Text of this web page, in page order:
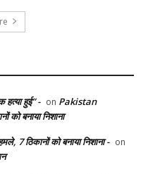
हुई” - on Pakistan
बनाया निशाना
ठिकानों को बनाया निशाना - on